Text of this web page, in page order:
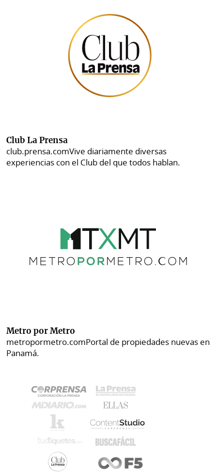
Club La Prensa
club.prensa.comVive diariamente diversas
experiencias con el Club del que todos hablan.
Metro por Metro
metropormetro.comPortal de propiedades nuevas en
Panamá.